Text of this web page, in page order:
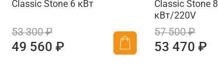
Classic Stone 6 кВт
53 300 ₽
49 560 ₽
Classic Stone 8
кВт/220V
57 500 ₽
53 470 ₽